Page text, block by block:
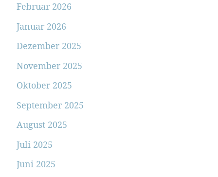
Februar 2026
Januar 2026
Dezember 2025
November 2025
Oktober 2025
September 2025
August 2025
Juli 2025
Juni 2025